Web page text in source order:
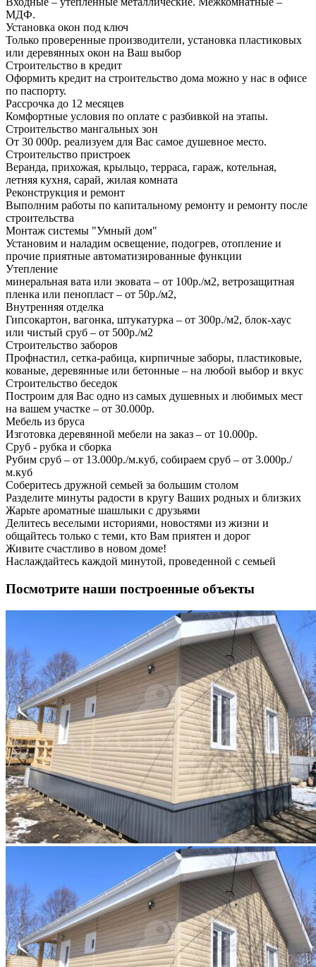
МДФ.
Установка окон под ключ
Только проверенные производители, установка пластиковых
или деревянных окон на Ваш выбор
Строительство в кредит
Оформить кредит на строительство дома можно у нас в офисе
по паспорту.
Рассрочка до 12 месяцев
Комфортные условия по оплате с разбивкой на этапы.
Строительство мангальных зон
От 30 000р. реализуем для Вас самое душевное место.
Строительство пристроек
Веранда, прихожая, крыльцо, терраса, гараж, котельная,
летняя кухня, сарай, жилая комната
Реконструкция и ремонт
Выполним работы по капитальному ремонту и ремонту после
строительства
Монтаж системы "Умный дом"
Установим и наладим освещение, подогрев, отопление и
прочие приятные автоматизированные функции
Утепление
минеральная вата или эковата – от 100р./м2, ветрозащитная
пленка или пенопласт – от 50р./м2,
Внутренняя отделка
Гипсокартон, вагонка, штукатурка – от 300р./м2, блок-хаус
или чистый сруб – от 500р./м2
Строительство заборов
Профнастил, сетка-рабица, кирпичные заборы, пластиковые,
кованые, деревянные или бетонные – на любой выбор и вкус
Строительство беседок
Построим для Вас одно из самых душевных и любимых мест
на вашем участке – от 30.000р.
Мебель из бруса
Изготовка деревянной мебели на заказ – от 10.000р.
Сруб - рубка и сборка
Рубим сруб – от 13.000р./м.куб, собираем сруб – от 3.000р./
м.куб
Соберитесь дружной семьей за большим столом
Разделите минуты радости в кругу Ваших родных и близких
Жарьте ароматные шашлыки с друзьями
Делитесь веселыми историями, новостями из жизни и
общайтесь только с теми, кто Вам приятен и дорог
Живите счастливо в новом доме!
Наслаждайтесь каждой минутой, проведенной с семьей
Посмотрите наши построенные объекты